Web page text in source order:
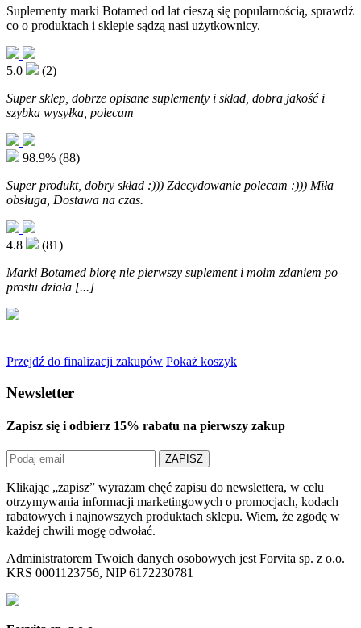
Suplementy marki Botamed od lat cieszą się popularnością, sprawdź
co o produktach i sklepie sądzą nasi użytkownicy.
5.0
(2)
Super sklep, dobrze opisane suplementy i skład, dobra jakość i
szybka wysyłka, polecam
98.9% (88)
Super produkt, dobry skład :))) Zdecydowanie polecam :))) Miła
obsługa, Dostawa na czas.
4.8
(81)
Marki Botamed biorę nie pierwszy suplement i moim zdaniem po
prostu działa [...]
Przejdź do finalizacji zakupów Pokaż koszyk
Newsletter
Zapisz się i odbierz 15% rabatu na pierwszy zakup
ZAPISZ
Klikając „zapisz” wyrażam chęć zapisu do newslettera, w celu
otrzymywania informacji marketingowych o promocjach, kodach
rabatowych i najnowszych produktach sklepu. Wiem, że zgodę w
każdej chwili mogę odwołać.
Administratorem Twoich danych osobowych jest Forvita sp. z o.o.
KRS 0001123756, NIP 6172230781